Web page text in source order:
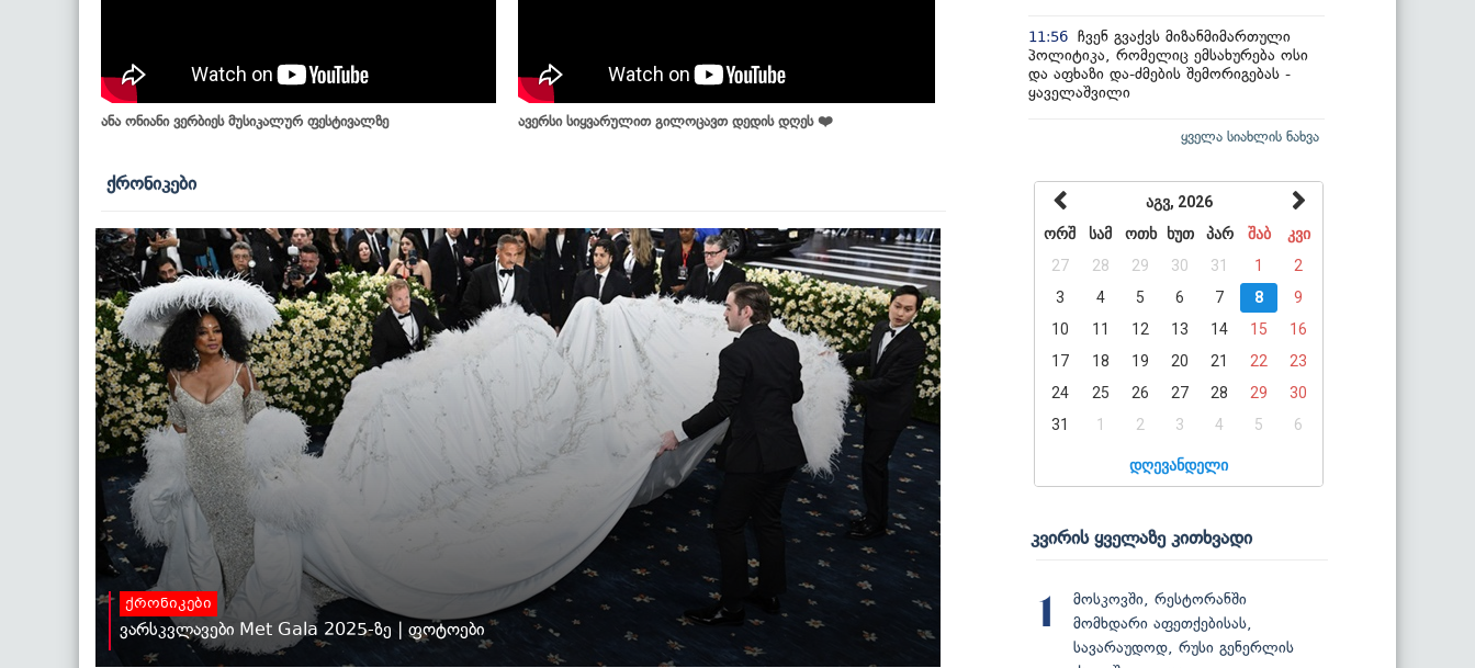
ანა ონიანი ვერბიეს მუსიკალურ ფესტივალზე ავერსი სიყვარულით გილოცავთ დედის დღეს ❤️
ქრონიკები
ქრონიკები
ვარსკვლავები Met Gala 2025-ზე | ფოტოები
11:56 ჩვენ გვაქვს მიზანმიმართული
პოლიტიკა, რომელიც ემსახურება ოსი
და აფხაზი და-ძმების შემორიგებას -
ყაველაშვილი
ყველა სიახლის ნახვა
აგვ, 2026
ორშ
სამ ოთხ ხუთ პარ შაბ
კვი
27
28 29 30 31 1
2
3
4 5 6 7 8
9
10
11 12 13 14 15
16
17
18 19 20 21 22
23
24
25 26 27 28 29
30
31
1 2 3 4 5 6
დღევანდელი
კვირის ყველაზე კითხვადი
1
მოსკოვში, რესტორანში
მომხდარი აფეთქებისას,
სავარაუდოდ, რუსი გენერლის